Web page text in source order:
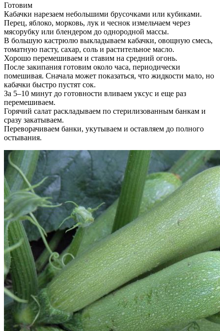
Готовим
Кабачки нарезаем небольшими брусочками или кубиками.
Перец, яблоко, морковь, лук и чеснок измельчаем через
мясорубку или блендером до однородной массы.
В большую кастрюлю выкладываем кабачки, овощную смесь,
томатную пасту, сахар, соль и растительное масло.
Хорошо перемешиваем и ставим на средний огонь.
После закипания готовим около часа, периодически
помешивая. Сначала может показаться, что жидкости мало, но
кабачки быстро пустят сок.
За 5–10 минут до готовности вливаем уксус и еще раз
перемешиваем.
Горячий салат раскладываем по стерилизованным банкам и
сразу закатываем.
Переворачиваем банки, укутываем и оставляем до полного
остывания.